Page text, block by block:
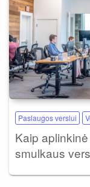
Paslaugos verslui
Kaip
smulkaus